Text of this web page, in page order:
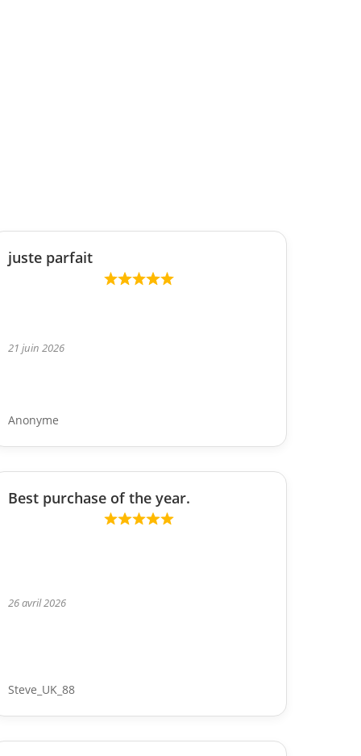
juste parfait
21 juin 2026
Anonyme
Best purchase of the year.
26 avril 2026
Steve_UK_88